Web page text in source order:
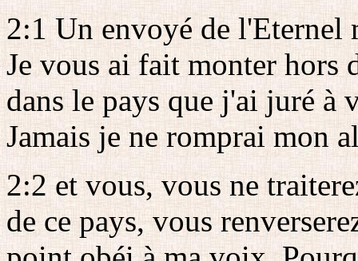
2:1 Un envoyé de
Je vous ai fait monter hors
dans le pays que j'ai juré à
Jamais je ne romprai mon
2:2 et vous, vous ne
de ce pays, vous